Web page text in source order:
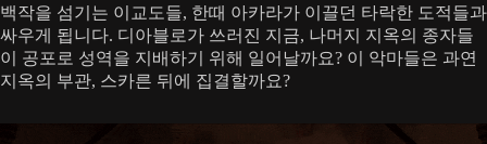
백작을 섬기는 이교도들, 한때 아카라가 이끌던 타락한 도적들과
싸우게 됩니다. 디아블로가 쓰러진 지금, 나머지 지옥의 종자들
이 공포로 성역을 지배하기 위해 일어날까요? 이 악마들은 과연
지옥의 부관, 스카른 뒤에 집결할까요?